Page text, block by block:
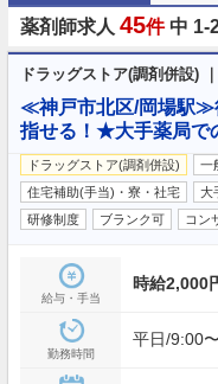
薬剤師求人 45件 中 1-
ドラッグストア(調剤併設)
≪神戸市北区/岡場駅≫
指せる！★大手薬局で
ドラッグストア(調剤併設) 一
住宅補助(手当)・寮・社宅
大
研修制度
ブランク可 コン
給与・手当
時給2,000
勤務時間
平日/9:00